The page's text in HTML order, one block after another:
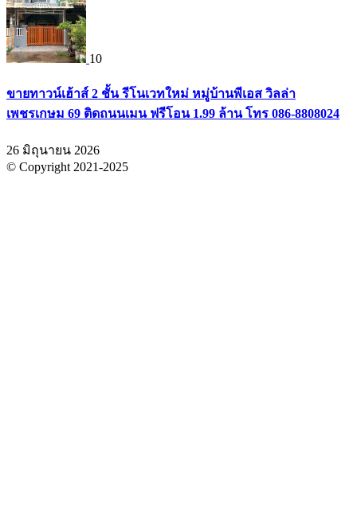
10
ขายทาวน์เฮ้าส์ 2 ชั้น รีโนเวทใหม่ หมู่บ้านพีเอส วิลล่า
เพชรเกษม 69 ติดถนนเมน ฟรีโอน 1.99 ล้าน โทร 086-8808024
26 มิถุนายน 2026
© Copyright 2021-2025